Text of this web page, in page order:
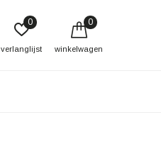
verlanglijst
0
winkelwagen
0